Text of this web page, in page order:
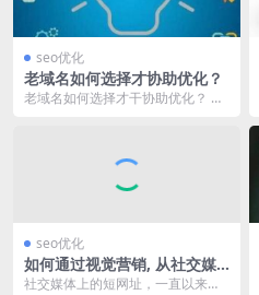
seo优化
老域名如何选择才协助优化？
老域名如何选择才干协助优化？ 在
seo优化
如何通过视觉营销, 从社交媒
体增加更多反向链接!
社交媒体上的短网址，一直以来是S